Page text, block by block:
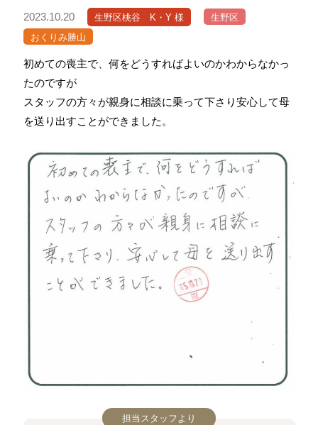
2023.10.20 生野区桃谷 K・Y 様
生野区
おくりみ勝山
初めての喪主で、何をどうすればよいのかわからなかっ
たのですが
スタッフの方々が親身に相談に乗って下さり安心して母
を送り出すことができました。
担当スタッフより